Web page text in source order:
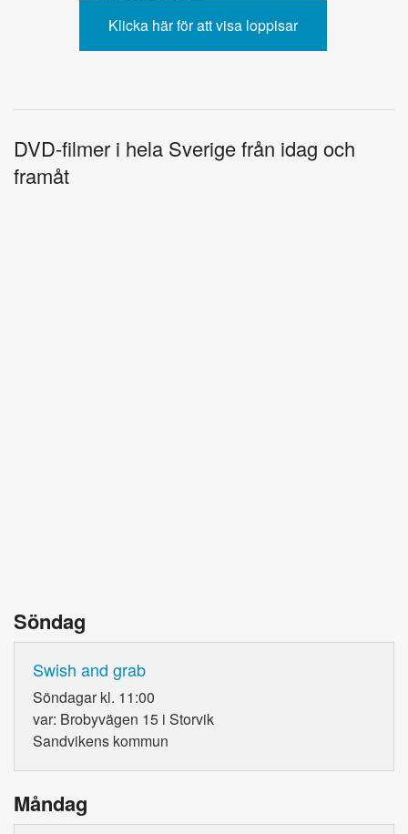
DVD-filmer i hela Sverige från idag och
framåt
Söndag
Swish and grab
Söndagar kl. 11:00
var: Brobyvägen 15 i Storvik
Sandvikens kommun
Måndag